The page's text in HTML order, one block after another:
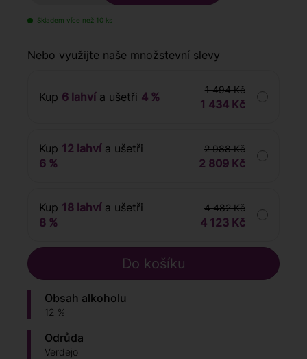
Skladem více než 10 ks
Nebo využijte naše množstevní slevy
Kup 6 lahvía ušetři 4 %
1 494 Kč
1 434 Kč
Kup 12 lahvía ušetři
6 %
2 988 Kč
2 809 Kč
Kup 18 lahvía ušetři
8 %
4 482 Kč
4 123 Kč
Obsah alkoholu
12 %
Odrůda
Verdejo